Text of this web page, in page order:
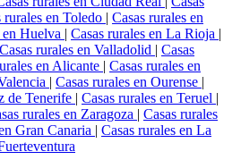
rurales en Toledo | Casas rurales en
en Huelva | Casas rurales en La Rioja |
Casas rurales en Valladolid | Casas
en Alicante | Casas rurales en
| Casas rurales en Ourense |
de Tenerife | Casas rurales en Teruel |
rurales en Zaragoza | Casas rurales
Gran Canaria | Casas rurales en La